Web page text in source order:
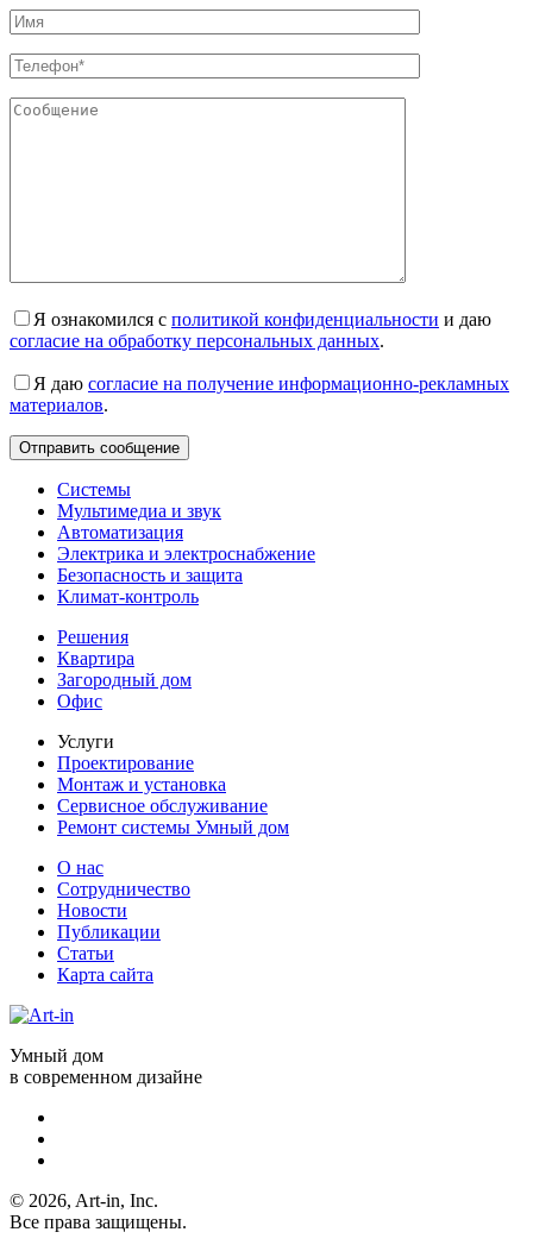
Я ознакомился с политикой конфиденциальности и даю
согласие на обработку персональных данных.
Я даю согласие на получение информационно-рекламных
материалов.
Системы
Мультимедиа и звук
Автоматизация
Электрика и электроснабжение
Безопасность и защита
Климат-контроль
Решения
Квартира
Загородный дом
Офис
Услуги
Проектирование
Монтаж и установка
Сервисное обслуживание
Ремонт системы Умный дом
О нас
Сотрудничество
Новости
Публикации
Статьи
Карта сайта
Умный дом
в современном дизайне
© 2026, Art-in, Inc.
Все права защищены.